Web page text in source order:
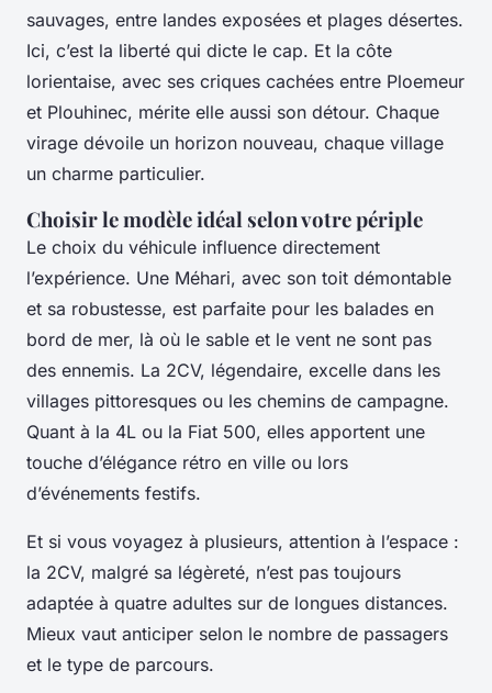
sauvages, entre landes exposées et plages désertes.
Ici, c’est la liberté qui dicte le cap. Et la côte
lorientaise, avec ses criques cachées entre Ploemeur
et Plouhinec, mérite elle aussi son détour. Chaque
virage dévoile un horizon nouveau, chaque village
un charme particulier.
Choisir le modèle idéal selon votre périple
Le choix du véhicule influence directement
l’expérience. Une Méhari, avec son toit démontable
et sa robustesse, est parfaite pour les balades en
bord de mer, là où le sable et le vent ne sont pas
des ennemis. La 2CV, légendaire, excelle dans les
villages pittoresques ou les chemins de campagne.
Quant à la 4L ou la Fiat 500, elles apportent une
touche d’élégance rétro en ville ou lors
d’événements festifs.
Et si vous voyagez à plusieurs, attention à l’espace :
la 2CV, malgré sa légèreté, n’est pas toujours
adaptée à quatre adultes sur de longues distances.
Mieux vaut anticiper selon le nombre de passagers
et le type de parcours.